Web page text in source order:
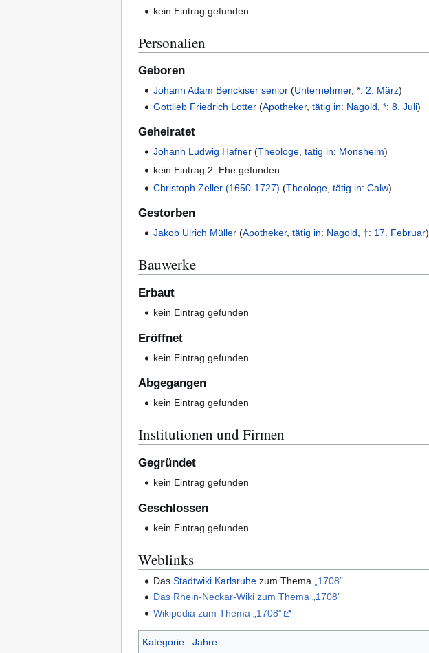
kein Eintrag gefunden
Personalien
Geboren
Johann Adam Benckiser senior (Unternehmer,*:2. März)
Gottlieb Friedrich Lotter (Apotheker,tätig in: Nagold ,*:8. Juli)
Geheiratet
Johann Ludwig Hafner (Theologe,tätig in: Mönsheim)
kein Eintrag 2. Ehe gefunden
Christoph Zeller (1650-1727) (Theologe ,tätig in:Calw)
Gestorben
Jakob Ulrich Müller (Apotheker,tätig in: Nagold, †: 17. Februar)
Bauwerke
Erbaut
kein Eintrag gefunden
Eröffnet
kein Eintrag gefunden
Abgegangen
kein Eintrag gefunden
Institutionen und Firmen
Gegründet
kein Eintrag gefunden
Geschlossen
kein Eintrag gefunden
Weblinks
DasStadtwiki Karlsruhe zum Thema
„1708”
Das Rhein-Neckar-Wiki zum Thema „1708”
Wikipedia zum Thema „1708”
Kategorie: Jahre